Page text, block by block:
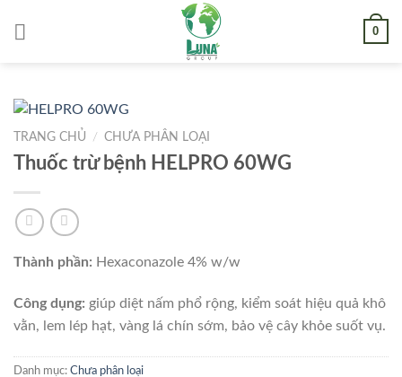
0
TRANG CHỦ / CHƯA PHÂN LOẠI
Thuốc trừ bệnh HELPRO 60WG
Thành phần: Hexaconazole 4% w/w
Công dụng: giúp diệt nấm phổ rộng, kiểm soát hiệu quả khô
vằn, lem lép hạt, vàng lá chín sớm, bảo vệ cây khỏe suốt vụ.
Danh mục: Chưa phân loại